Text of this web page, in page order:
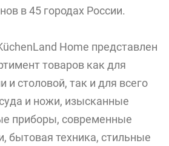
в 45 городах России.
Home представлен
товаров как для
и столовой, так и для всего
и ножи, изысканные
приборы, современные
бытовая техника, стильные